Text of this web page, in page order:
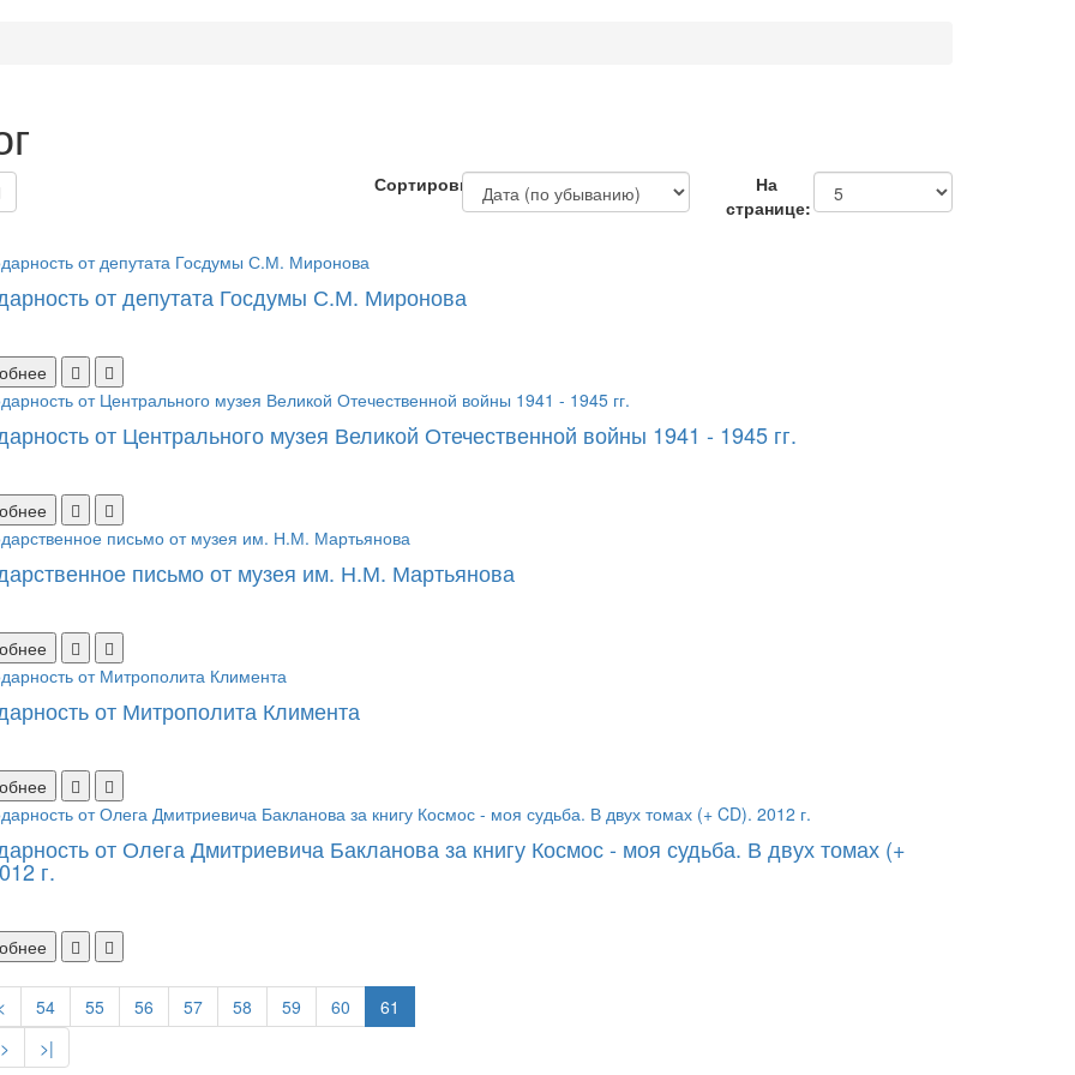
Сортировка:
На
странице:
от депутата Госдумы С.М. Миронова
от Центрального музея Великой Отечественной войны 1941 - 1945 гг.
письмо от музея им. Н.М. Мартьянова
от Митрополита Климента
от Олега Дмитриевича Бакланова за книгу Космос - моя судьба. В двух томах (+
г.
54 55 56 57 58 59 60
61
>
>|